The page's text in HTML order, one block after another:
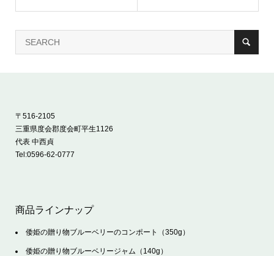
〒516-2105
三重県度会郡度会町平生1126
代表 中西貞
Tel:0596-62-0777
商品ラインナップ
倭姫の贈り物ブルーベリーのコンポート（350g）
倭姫の贈り物ブルーベリージャム（140g）